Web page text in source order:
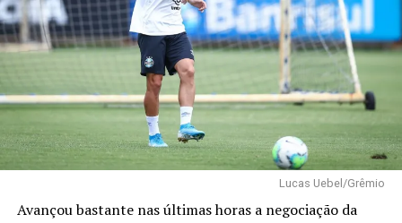
Lucas Uebel/Grêmio
Avançou bastante nas últimas horas a negociação da